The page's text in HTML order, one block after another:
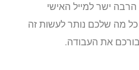
ישר למייל האישי
שלכם נותר לעשות זה
את העבודה.